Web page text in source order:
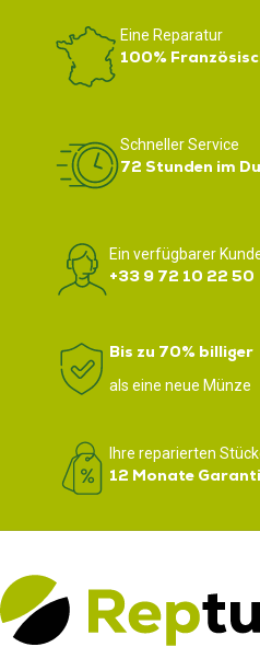
Eine Reparatur
100%
Schneller Service
72 Stunden im
Ein verfügbarer
+33 9 72 10 22 50
Bis zu 70% billiger
als eine neue Münze
Ihre reparierten
12 Monate